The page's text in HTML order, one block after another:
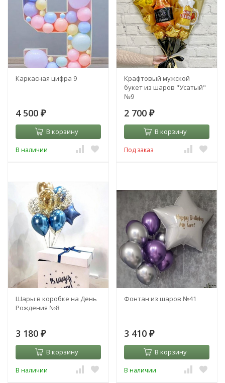
Каркасная цифра 9
4 500 ₽
В корзину
В наличии
Крафтовый мужской
букет из шаров "Усатый"
№9
2 700 ₽
В корзину
Под заказ
Шары в коробке на День
Рождения №8
3 180 ₽
В корзину
В наличии
Фонтан из шаров №41
3 410 ₽
В корзину
В наличии